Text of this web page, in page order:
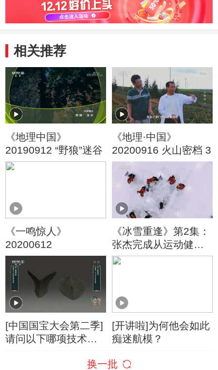
相关推荐
《地理中国》
20190912 “野狼”迷谷
《地理·中国》
20200916 火山密档 3
《一鸣惊人》
20200612
《冰雪重逢》第2集：
张杰完成从运动健将
到金牌教练的华丽蜕
[中国国宝大会第二季]
请问以下哪项技术不
[开讲啦]为何他会如此
痴迷航模？
换一批